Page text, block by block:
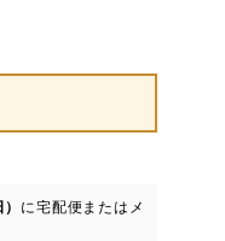
に宅配便またはメ